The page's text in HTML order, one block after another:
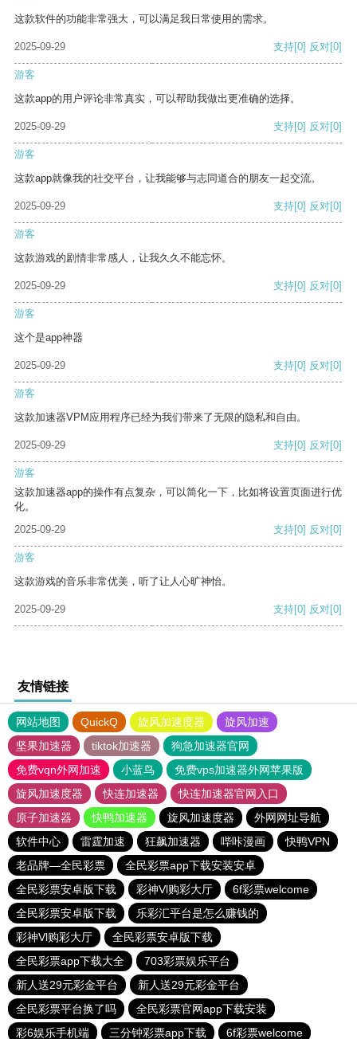
这款软件的功能非常强大，可以满足我日常使用的需求。
2025-09-29 支持[0] 反对[0]
游客
这款app的用户评论非常真实，可以帮助我做出更准确的选择。
2025-09-29 支持[0] 反对[0]
游客
这款app就像我的社交平台，让我能够与志同道合的朋友一起交流。
2025-09-29 支持[0] 反对[0]
游客
这款游戏的剧情非常感人，让我久久不能忘怀。
2025-09-29 支持[0] 反对[0]
游客
这个是app神器
2025-09-29 支持[0] 反对[0]
游客
这款加速器VPM应用程序已经为我们带来了无限的隐私和自由。
2025-09-29 支持[0] 反对[0]
游客
这款加速器app的操作有点复杂，可以简化一下，比如将设置页面进行优
化。
2025-09-29
支持[0] 反对[0]
游客
这款游戏的音乐非常优美，听了让人心旷神怡。
2025-09-29 支持[0] 反对[0]
友情链接
网站地图 QuickQ 旋风加速度器
旋风加速
坚果加速器
tiktok加速器
狗急加速器官网
免费vqn外网加速
小蓝鸟
免费vps加速器外网苹果版
旋风加速度器
快连加速器
快连加速器官网入口
原子加速器
快鸭加速器 旋风加速度器
外网网址导航
软件中心
雷霆加速 狂飙加速器 哔咔漫画
快鸭VPN
老品牌—全民彩票
全民彩票app下载安装安卓
全民彩票安卓版下载
彩神Vl购彩大厅
6f彩票welcome
全民彩票安卓版下载
乐彩汇平台是怎么赚钱的
彩神Vl购彩大厅
全民彩票安卓版下载
全民彩票app下载大全
703彩票娱乐平台
新人送29元彩金平台
新人送29元彩金平台
全民彩票平台换了吗
全民彩票官网app下载安装
彩6娱乐手机端
三分钟彩票app下载 6f彩票welcome